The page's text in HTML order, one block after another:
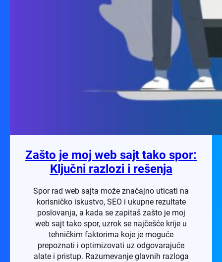
Zašto je moj web sajt tako spor:
Ključni razlozi i rešenja
Spor rad web sajta može značajno uticati na
korisničko iskustvo, SEO i ukupne rezultate
poslovanja, a kada se zapitaš zašto je moj
web sajt tako spor, uzrok se najčešće krije u
tehničkim faktorima koje je moguće
prepoznati i optimizovati uz odgovarajuće
alate i pristup. Razumevanje glavnih razloga